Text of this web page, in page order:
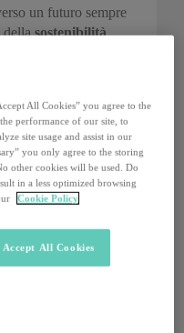
un futuro sempre
dellasostenibilità,
territorio,
della
ricoperto o
personalizzata, per
del lavoro,
propria
lavorerà per
All Cookies” you agree to the
performance of our site, to
site usage and assist in our
you only agree to the storing
other cookies will be used. Do
in a less optimized browsing
Cookie Policy
Accept All Cookies